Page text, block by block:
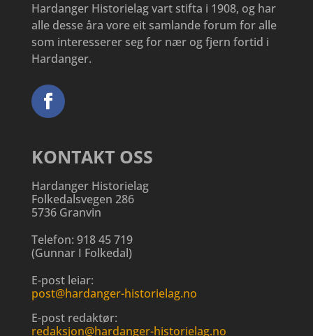
Hardanger Historielag vart stifta i 1908, og har
alle desse åra vore eit samlande forum for alle
som interesserer seg for nær og fjern fortid i
Hardanger.
KONTAKT OSS
Hardanger Historielag
Folkedalsvegen 286
5736 Granvin
Telefon: 918 45 719
(Gunnar I Folkedal)
E-post leiar:
post@hardanger-historielag.no
E-post redaktør:
redaksjon@hardanger-historielag.no